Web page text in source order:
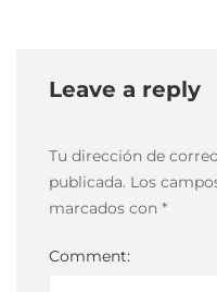
Leave a reply
Tu dirección de
publicada. Los
marcados con *
Comment: